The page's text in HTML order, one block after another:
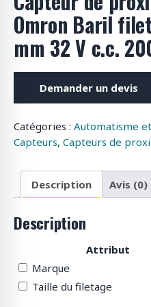
o
d
u
i
t
Omron Baril
mm 32 V c.c.
Demander un devis
Catégories : Automatisme
Capteurs, Capteurs de
Description Avis (0)
Description
Attribut
Marque
Taille du filetage